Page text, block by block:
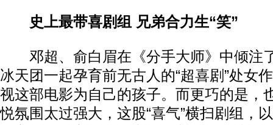
史上最带喜剧组 兄弟合力生“笑”
邓超、俞白眉在《分手大师》中倾注
冰天团一起孕育前无古人的“超喜剧”处女
视这部电影为自己的孩子。而更巧的是，
悦氛围太过强大，这股“喜气”横扫剧组，